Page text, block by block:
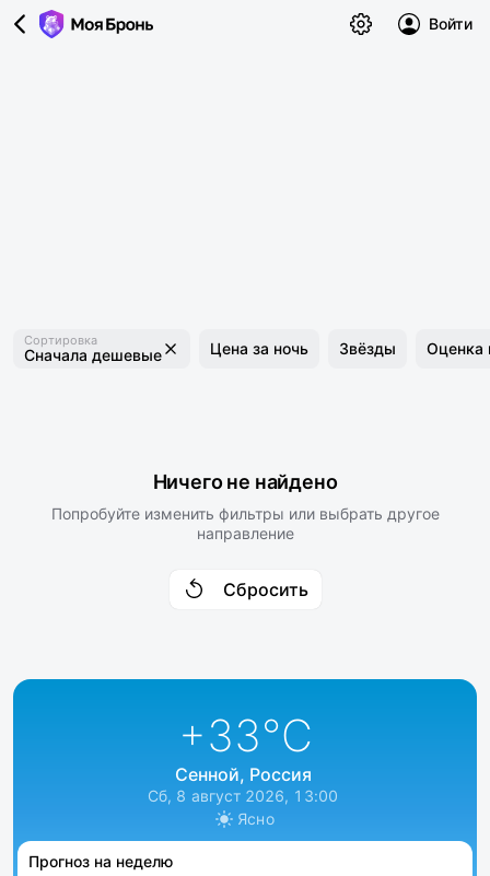
Войти
Сортировка
Сначала дешевые Цена за ночь Звёзды Оценка
Ничего не найдено
Попробуйте изменить фильтры или выбрать другое
направление
Сбросить
+33°C
Сенной, Россия
Сб, 8 август 2026, 13:00
Ясно
Прогноз на неделю